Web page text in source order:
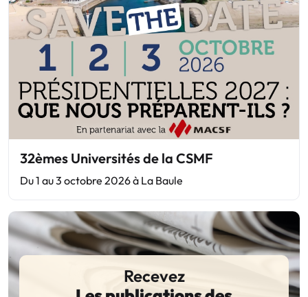
32èmes Universités de la CSMF
Du 1 au 3 octobre 2026 à La Baule
Recevez